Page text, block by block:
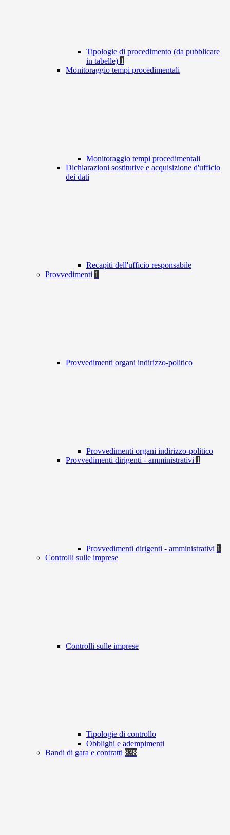
Tipologie di procedimento (da pubblicare
in tabelle) 1
Monitoraggio tempi procedimentali
Monitoraggio tempi procedimentali
Dichiarazioni sostitutive e acquisizione d'ufficio
dei dati
Recapiti dell'ufficio responsabile
Provvedimenti 1
Provvedimenti organi indirizzo-politico
Provvedimenti organi indirizzo-politico
Provvedimenti dirigenti - amministrativi 1
Provvedimenti dirigenti - amministrativi 1
Controlli sulle imprese
Controlli sulle imprese
Tipologie di controllo
Obblighi e adempimenti
Bandi di gara e contratti 838